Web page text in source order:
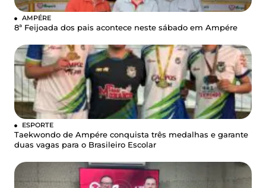
AMPÉRE
8ª Feijoada dos pais acontece neste sábado em Ampére
ESPORTE
Taekwondo de Ampére conquista três medalhas e garante
duas vagas para o Brasileiro Escolar